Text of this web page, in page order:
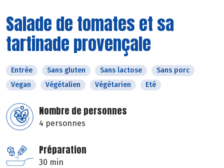
Salade de tomates et sa
tartinade provençale
Entrée Sans gluten Sans lactose
Sans porc
Vegan
Végétalien Végétarien Eté
Nombre de personnes
4 personnes
Préparation
30 min